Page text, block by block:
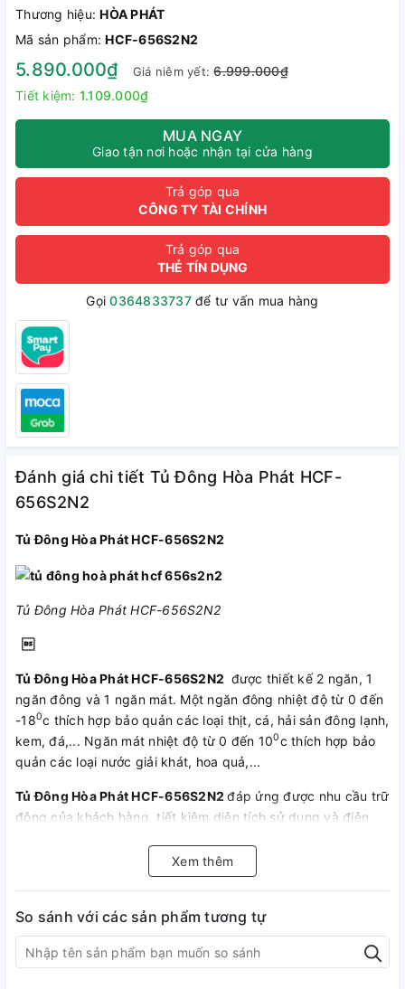
Thương hiệu:HÒA PHÁT
Mã sản phẩm:HCF-656S2N2
5.890.000₫ Giá niêm yết:6.999.000₫
Tiết kiệm: 1.109.000₫
MUA NGAY
Giao tận nơi hoặc nhận tại cửa hàng
Trả góp qua
CÔNG TY TÀI CHÍNH
Trả góp qua
THẺ TÍN DỤNG
Gọi0364833737để tư vấn mua hàng
Đánh giá chi tiết Tủ Đông Hòa Phát HCF-
656S2N2
Tủ Đông Hòa Phát HCF-656S2N2
Tủ Đông Hòa Phát HCF-656S2N2

Tủ Đông Hòa Phát HCF-656S2N2 được thiết kế 2 ngăn, 1
ngăn đông và 1 ngăn mát. Một ngăn đông nhiệt độ từ 0 đến
-180c thích hợp bảo quản các loại thịt, cá, hải sản đông lạnh,
kem, đá,... Ngăn mát nhiệt độ từ 0 đến 100c thích hợp bảo
quản các loại nước giải khát, hoa quả,...
Tủ Đông Hòa Phát HCF-656S2N2 đáp ứng được nhu cầu trữ
đông của khách hàng, tiết kiệm diện tích sử dụng và điện
Tủ Đông Hòa Phát HCF-656S2N2
được thiết kế với hai cánh
mở vali dễ dàng sử dụng và an toàn hơn những thiết kế nắp
trượt. Có thiết kế khóa nắp nên các gia đình có trẻ nhỏ có
thể hoàn toàn yên tâm trẻ không thể mở nắp tủ nghịch phá.
* Mô tả:
Xem thêm
So sánh với các sản phẩm tương tự